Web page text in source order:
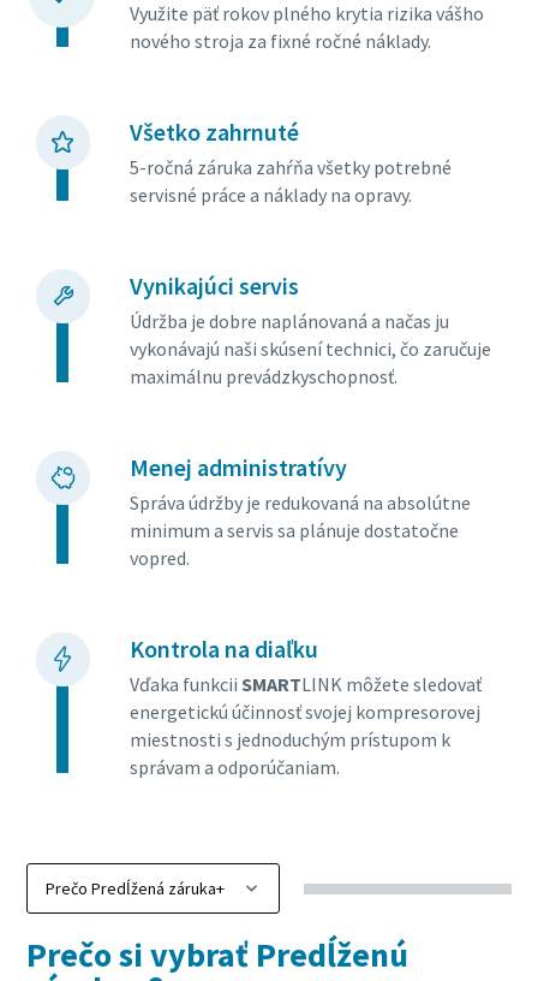
Využite päť rokov plného krytia rizika vášho
nového stroja za fixné ročné náklady.
Všetko zahrnuté
5-ročná záruka zahŕňa všetky potrebné
servisné práce a náklady na opravy.
Vynikajúci servis
Údržba je dobre naplánovaná a načas ju
vykonávajú naši skúsení technici, čo zaručuje
maximálnu prevádzkyschopnosť.
Menej administratívy
Správa údržby je redukovaná na absolútne
minimum a servis sa plánuje dostatočne
vopred.
Kontrola na diaľku
Vďaka funkcii SMARTLINK môžete sledovať
energetickú účinnosť svojej kompresorovej
miestnosti s jednoduchým prístupom k
správam a odporúčaniam.
Prečo si vybrať Predĺženú